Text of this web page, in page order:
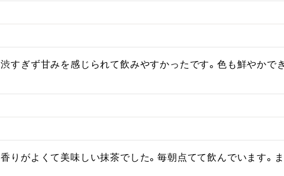
渋すぎず甘みを感じられて飲みやすかったです。色も鮮やかで
香りがよくて美味しい抹茶でした。毎朝点てて飲んでいます。ま